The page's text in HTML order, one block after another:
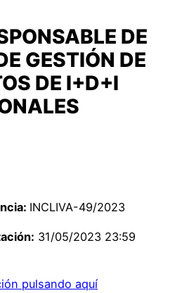
DE
GESTIÓN DE
DE I+D+I
INCLIVA-49/2023
31/05/2023 23:59
pulsando aquí